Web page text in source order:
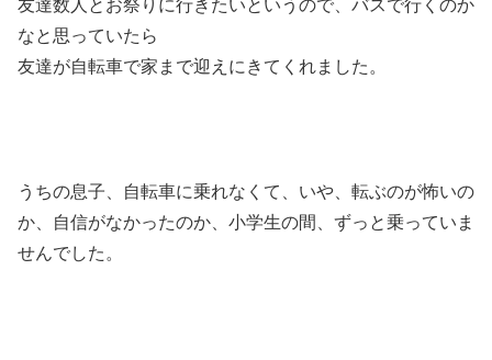
友達数人とお祭りに行きたいというので、バスで行くのか
なと思っていたら
友達が自転車で家まで迎えにきてくれました。
うちの息子、自転車に乗れなくて、いや、転ぶのが怖いの
か、自信がなかったのか、小学生の間、ずっと乗っていま
せんでした。